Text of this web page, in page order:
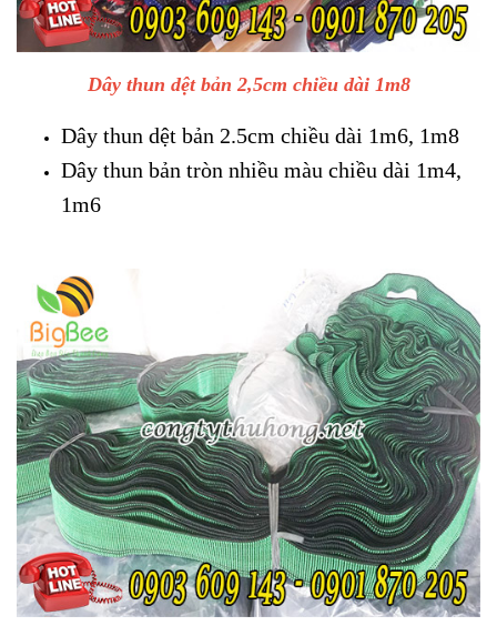
Dây thun dệt bản 2,5cm chiều dài 1m8
Dây thun dệt bản 2.5cm chiều dài 1m6, 1m8
Dây thun bản tròn nhiều màu chiều dài 1m4,
1m6